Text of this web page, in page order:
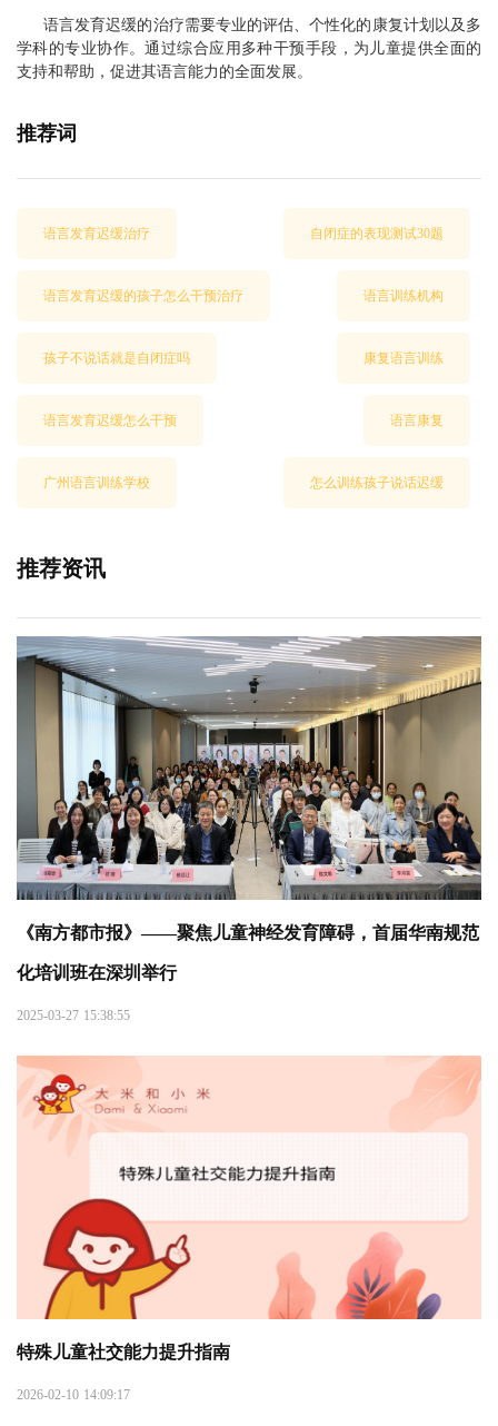
语言发育迟缓的治疗需要专业的评估、个性化的康复计划以及多
学科的专业协作。通过综合应用多种干预手段，为儿童提供全面的
支持和帮助，促进其语言能力的全面发展。
推荐词
语言发育迟缓治疗 自闭症的表现测试30题
语言发育迟缓的孩子怎么干预治疗 语言训练机构
孩子不说话就是自闭症吗 康复语言训练
语言发育迟缓怎么干预 语言康复
广州语言训练学校 怎么训练孩子说话迟缓
推荐资讯
《南方都市报》——聚焦儿童神经发育障碍，首届华南规范
化培训班在深圳举行
2025-03-27 15:38:55
特殊儿童社交能力提升指南
2026-02-10 14:09:17